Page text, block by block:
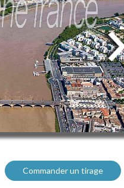
Commander un tirage